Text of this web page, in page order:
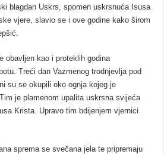
blagdan Uskrs, spomen uskrsnuća Isusa
vjere, slavio se i ove godine kako širom
obavljen kao i proteklih godina
Treći dan Vazmenog trodnjevlja pod
su se okupili oko ognja kojeg je
je plamenom upalita uskrsna svijeća
Krista. Upravo tim bdijenjem vjernici
sprema se svečana jela te pripremaju